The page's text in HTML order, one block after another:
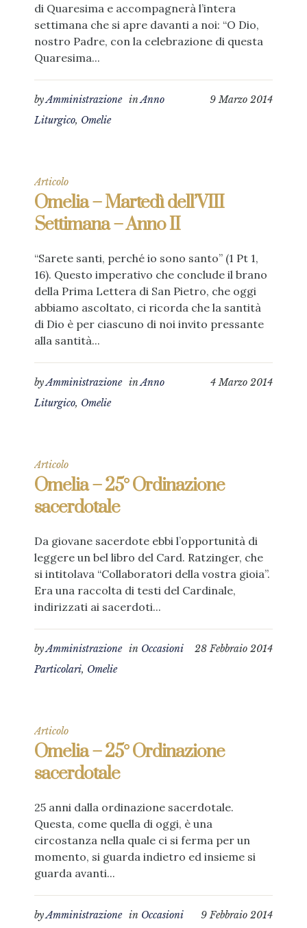
di Quaresima e accompagnerà l’intera
settimana che si apre davanti a noi: “O Dio,
nostro Padre, con la celebrazione di questa
Quaresima...
9 Marzo 2014
byAmministrazione inAnno
Liturgico, Omelie
Articolo
Omelia – Martedì dell’VIII
Settimana – Anno II
“Sarete santi, perché io sono santo” (1 Pt 1,
16). Questo imperativo che conclude il brano
della Prima Lettera di San Pietro, che oggi
abbiamo ascoltato, ci ricorda che la santità
di Dio è per ciascuno di noi invito pressante
alla santità...
4 Marzo 2014
byAmministrazione inAnno
Liturgico, Omelie
Articolo
Omelia – 25° Ordinazione
sacerdotale
Da giovane sacerdote ebbi l’opportunità di
leggere un bel libro del Card. Ratzinger, che
si intitolava “Collaboratori della vostra gioia”.
Era una raccolta di testi del Cardinale,
indirizzati ai sacerdoti...
28 Febbraio 2014
byAmministrazione in Occasioni
Particolari, Omelie
Articolo
Omelia – 25° Ordinazione
sacerdotale
25 anni dalla ordinazione sacerdotale.
Questa, come quella di oggi, è una
circostanza nella quale ci si ferma per un
momento, si guarda indietro ed insieme si
guarda avanti...
9 Febbraio 2014
byAmministrazione in Occasioni